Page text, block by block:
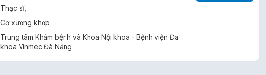
Thạc sĩ,
Cơ xương khớp
Trung tâm Khám bệnh và Khoa Nội khoa - Bệnh viện Đa
khoa Vinmec Đà Nẵng